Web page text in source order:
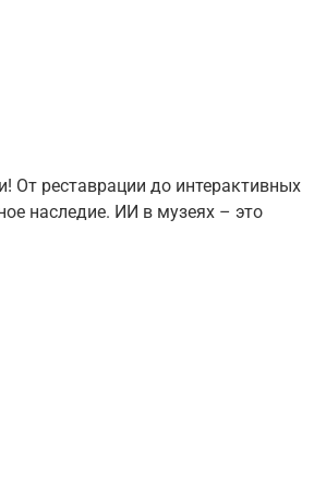
От реставрации до интерактивных
наследие. ИИ в музеях – это